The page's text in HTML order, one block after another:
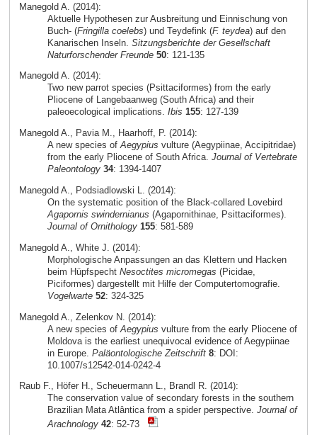
Manegold A. (2014):
Aktuelle Hypothesen zur Ausbreitung und Einnischung von
Buch- (Fringilla coelebs) und Teydefink (F. teydea) auf den
Kanarischen Inseln. Sitzungsberichte der Gesellschaft
Naturforschender Freunde 50: 121-135
Manegold A. (2014):
Two new parrot species (Psittaciformes) from the early
Pliocene of Langebaanweg (South Africa) and their
paleoecological implications. Ibis 155: 127-139
Manegold A., Pavia M., Haarhoff, P. (2014):
A new species ofAegypius vulture (Aegypiinae, Accipitridae)
from the early Pliocene of South Africa. Journal of Vertebrate
Paleontology 34: 1394-1407
Manegold A., Podsiadlowski L. (2014):
On the systematic position of the Black-collared Lovebird
Agapornis swindernianus (Agapornithinae, Psittaciformes).
Journal of Ornithology 155: 581-589
Manegold A., White J. (2014):
Morphologische Anpassungen an das Klettern und Hacken
beim Hüpfspecht Nesoctites micromegas (Picidae,
Piciformes) dargestellt mit Hilfe der Computertomografie.
Vogelwarte 52: 324-325
Manegold A., Zelenkov N. (2014):
A new species of Aegypius vulture from the early Pliocene of
Moldova is the earliest unequivocal evidence of Aegypiinae
in Europe. Paläontologische Zeitschrift 8: DOI:
10.1007/s12542-014-0242-4
Raub F., Höfer H., Scheuermann L., Brandl R. (2014):
The conservation value of secondary forests in the southern
Brazilian Mata Atlântica from a spider perspective. Journal of
Arachnology 42: 52-73